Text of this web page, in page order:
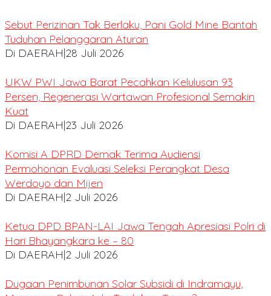
Sebut Perizinan Tak Berlaku, Pani Gold Mine Bantah
Tuduhan Pelanggaran Aturan
Di DAERAH|28 Juli 2026
UKW PWI Jawa Barat Pecahkan Kelulusan 93
Persen, Regenerasi Wartawan Profesional Semakin
Kuat
Di DAERAH|23 Juli 2026
Komisi A DPRD Demak Terima Audiensi
Permohonan Evaluasi Seleksi Perangkat Desa
Werdoyo dan Mijen
Di DAERAH|2 Juli 2026
Ketua DPD BPAN-LAI Jawa Tengah Apresiasi Polri di
Hari Bhayangkara ke – 80
Di DAERAH|2 Juli 2026
Dugaan Penimbunan Solar Subsidi di Indramayu,